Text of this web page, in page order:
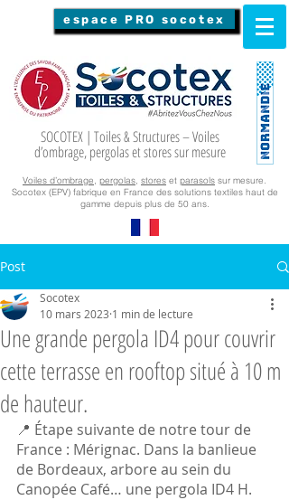
espace PRO socotex
SOCOTEX | Toiles & Structures – Voiles
d’ombrage, pergolas et stores sur mesure
Voiles d’ombrage, pergolas, stores et parasols sur mesure.
Socotex (EPV) fabrique en France des solutions textiles haut de
gamme depuis plus de 50 ans.
Post
Une grande pergola ID4 pour couvrir
cette terrasse en rooftop situé à 10 m
de hauteur.
Socotex
10 mars 2023 1 min de lecture
📍 Étape suivante de notre tour de
France : Mérignac. Dans la banlieue
de Bordeaux, arbore au sein du
Canopée Café… une pergola ID4 H.